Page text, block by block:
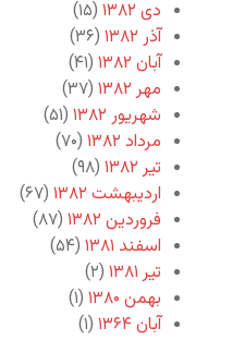
دی ۱۳۸۲
(۱۵)
آذر ۱۳۸۲
(۳۶)
آبان ۱۳۸۲
(۴۱)
مهر ۱۳۸۲
(۳۷)
شهریور ۱۳۸۲
(۵۱)
مرداد ۱۳۸۲
(۷۰)
تیر ۱۳۸۲
(۹۸)
اردیبهشت ۱۳۸۲
(۶۷)
فروردین ۱۳۸۲
(۸۷)
اسفند ۱۳۸۱
(۵۴)
تیر ۱۳۸۱
(۲)
بهمن ۱۳۸۰
(۱)
آبان ۱۳۶۴
(۱)